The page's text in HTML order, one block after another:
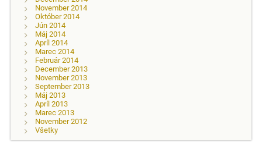
November 2014
Október 2014
Jún 2014
Máj 2014
Apríl 2014
Marec 2014
Február 2014
December 2013
November 2013
September 2013
Máj 2013
Apríl 2013
Marec 2013
November 2012
Všetky